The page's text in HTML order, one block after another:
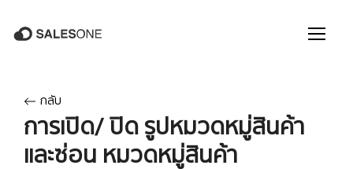
กลับ
การเปิด/ ปิด รูปหมวดหมู่สินค้า
และซ่อน หมวดหมู่สินค้า